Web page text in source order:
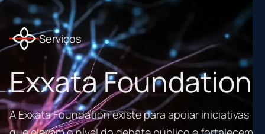
Serviços
Exxata Foundation
A Exxata Foundation existe para apoiar iniciativas